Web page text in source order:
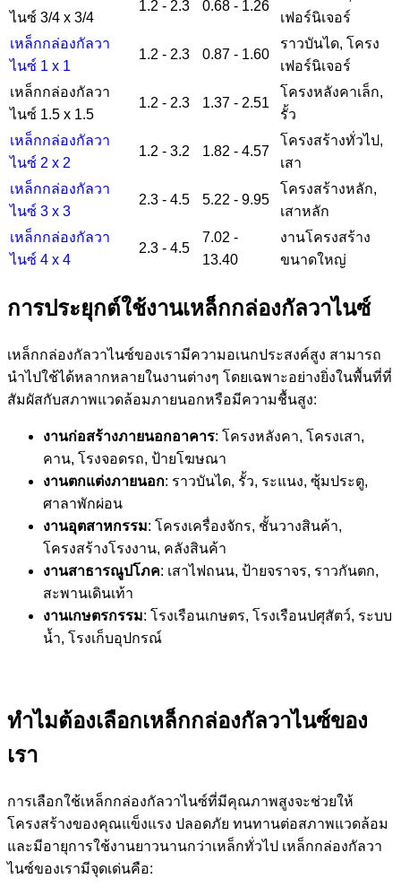
ไนซ์ 3/4 x 3/4
1.2 - 2.3 0.68 - 1.26
เฟอร์นิเจอร์
เหล็กกล่องกัลวา
ไนซ์ 1 x 1
1.2 - 2.3 0.87 - 1.60
ราวบันได, โครง
เฟอร์นิเจอร์
เหล็กกล่องกัลวา
ไนซ์ 1.5 x 1.5
1.2 - 2.3 1.37 - 2.51
โครงหลังคาเล็ก,
รั้ว
เหล็กกล่องกัลวา
ไนซ์ 2 x 2
1.2 - 3.2 1.82 - 4.57
โครงสร้างทั่วไป,
เสา
เหล็กกล่องกัลวา
ไนซ์ 3 x 3
2.3 - 4.5 5.22 - 9.95
โครงสร้างหลัก,
เสาหลัก
เหล็กกล่องกัลวา
ไนซ์ 4 x 4
2.3 - 4.5
7.02 -
13.40
งานโครงสร้าง
ขนาดใหญ่
การประยุกต์ใช้งานเหล็กกล่องกัลวาไนซ์
เหล็กกล่องกัลวาไนซ์ของเรามีความอเนกประสงค์สูง สามารถ
นำไปใช้ได้หลากหลายในงานต่างๆ โดยเฉพาะอย่างยิ่งในพื้นที่ที่
สัมผัสกับสภาพแวดล้อมภายนอกหรือมีความชื้นสูง:
งานก่อสร้างภายนอกอาคาร: โครงหลังคา, โครงเสา,
คาน, โรงจอดรถ, ป้ายโฆษณา
งานตกแต่งภายนอก: ราวบันได, รั้ว, ระแนง, ซุ้มประตู,
ศาลาพักผ่อน
งานอุตสาหกรรม: โครงเครื่องจักร, ชั้นวางสินค้า,
โครงสร้างโรงงาน, คลังสินค้า
งานสาธารณูปโภค: เสาไฟถนน, ป้ายจราจร, ราวกันตก,
สะพานเดินเท้า
งานเกษตรกรรม: โรงเรือนเกษตร, โรงเรือนปศุสัตว์, ระบบ
น้ำ, โรงเก็บอุปกรณ์
ทำไมต้องเลือกเหล็กกล่องกัลวาไนซ์ของ
เรา
การเลือกใช้เหล็กกล่องกัลวาไนซ์ที่มีคุณภาพสูงจะช่วยให้
โครงสร้างของคุณแข็งแรง ปลอดภัย ทนทานต่อสภาพแวดล้อม
และมีอายุการใช้งานยาวนานกว่าเหล็กทั่วไป เหล็กกล่องกัลวา
ไนซ์ของเรามีจุดเด่นคือ: